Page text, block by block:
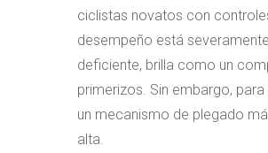
ciclistas novatos con
desempeño está
deficiente, brilla como un
primerizos. Sin embargo,
un mecanismo de plegado
alta.